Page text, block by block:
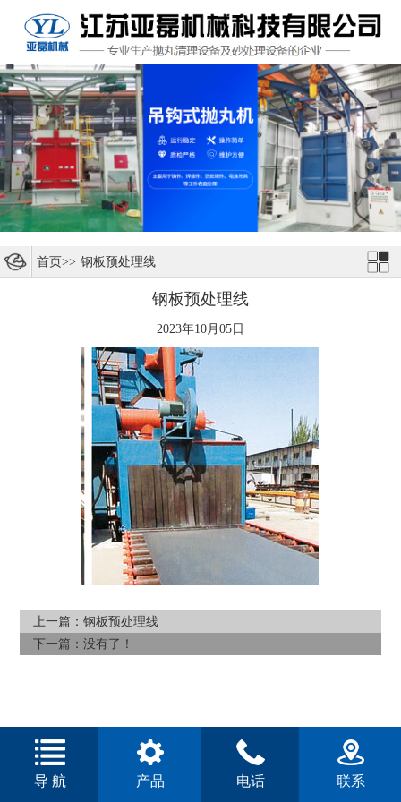
首页>> 钢板预处理线
钢板预处理线
2023年10月05日
上一篇：钢板预处理线
下一篇：没有了！
导 航 产品 电话 联系